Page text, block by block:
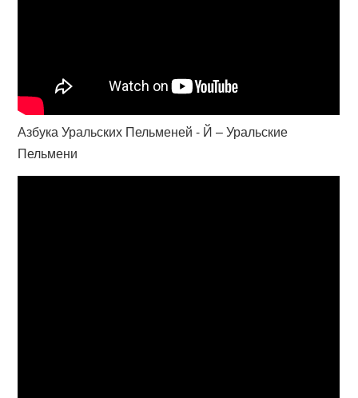
Азбука Уральских Пельменей - Й – Уральские
Пельмени